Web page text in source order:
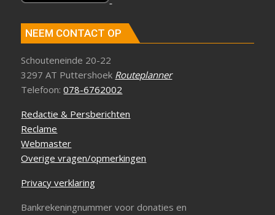
NEEM CONTACT OP
Schouteneinde 20-22
3297 AT Puttershoek Routeplanner
Telefoon:078-6762002
Redactie & Persberichten
Reclame
Webmaster
Overige vragen/opmerkingen
Privacy verklaring
Bankrekeningnummer voor donaties en